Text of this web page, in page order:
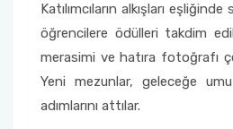
Katılımcıların alkışları
öğrencilere ödülleri takdim
merasimi ve hatıra fotoğrafı
Yeni mezunlar, geleceğe
adımlarını attılar.
Spor Bilimleri Fakültesi
Su Ürünleri Fakültesi